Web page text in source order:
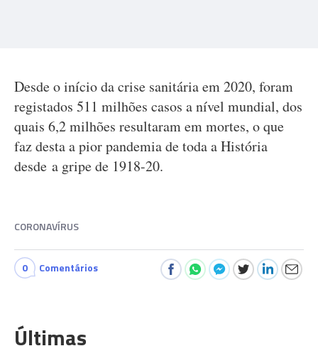
Desde o início da crise sanitária em 2020, foram
registados 511 milhões casos a nível mundial, dos
quais 6,2 milhões resultaram em mortes, o que
faz desta a pior pandemia de toda a História
desde a gripe de 1918-20.
CORONAVÍRUS
0 Comentários
Últimas